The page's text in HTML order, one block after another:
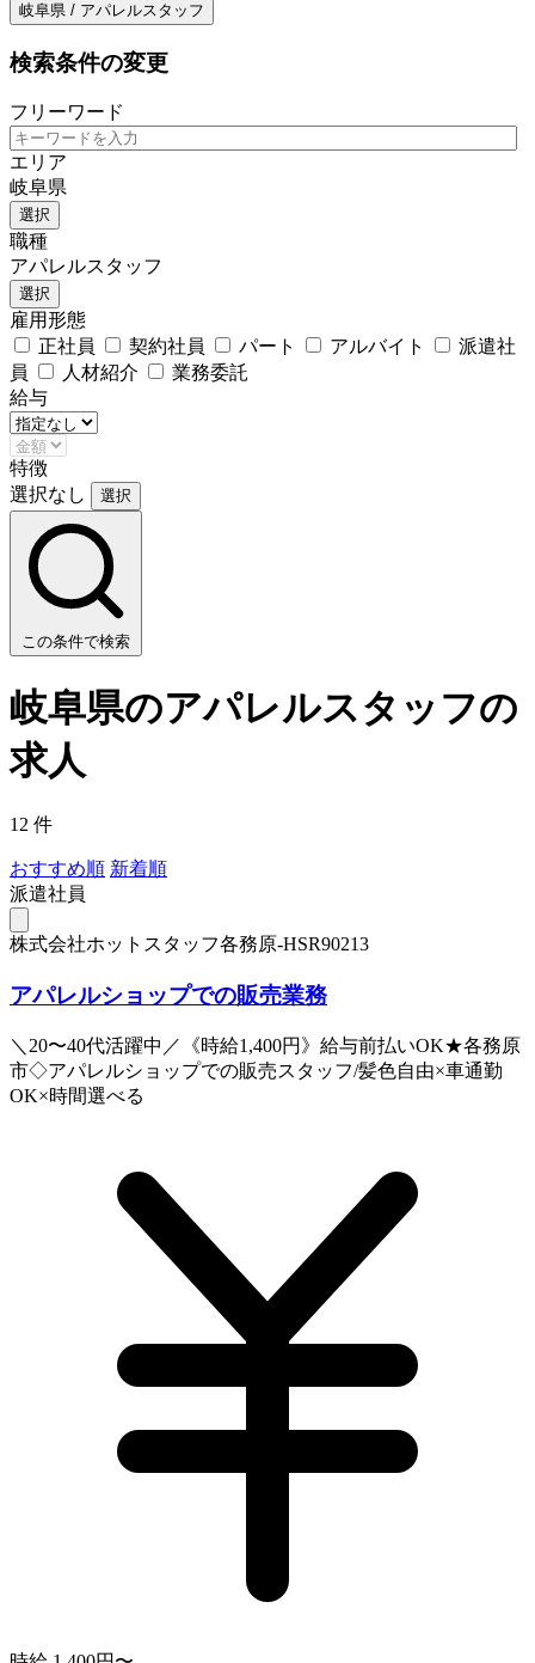
岐阜県 / アパレルスタッフ
検索条件の変更
フリーワード
エリア
岐阜県
選択
職種
アパレルスタッフ
選択
雇用形態
正社員
契約社員 パート アルバイト
派遣社
員
人材紹介
業務委託
給与
特徴
選択なし
選択
この条件で検索
岐阜県のアパレルスタッフの
求人
12 件
おすすめ順 新着順
派遣社員
株式会社ホットスタッフ各務原-HSR90213
アパレルショップでの販売業務
＼20〜40代活躍中／《時給1,400円》給与前払いOK★各務原
市◇アパレルショップでの販売スタッフ/髪色自由×車通勤
OK×時間選べる